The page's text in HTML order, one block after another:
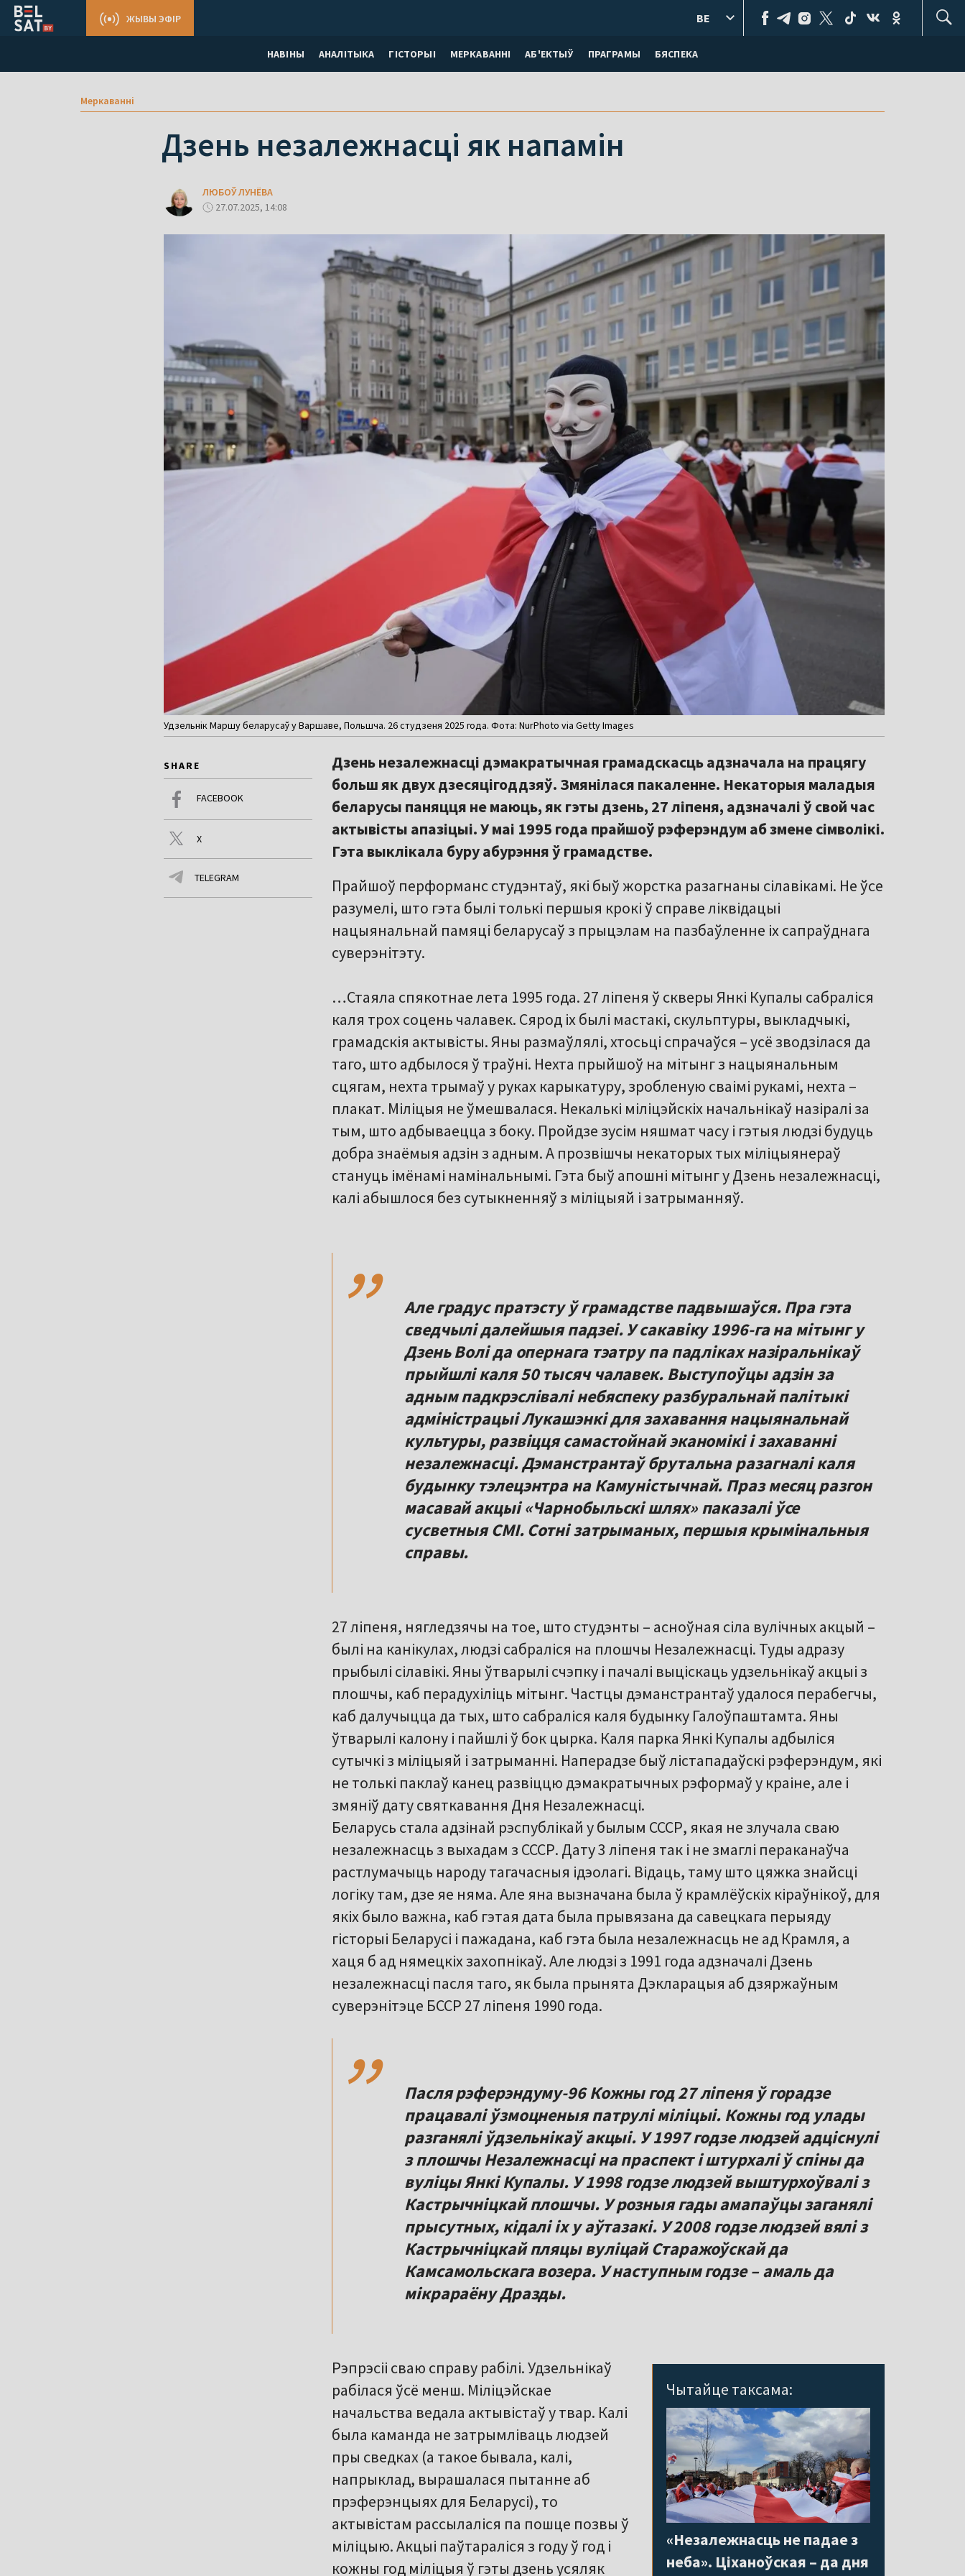
НАВІНЫ АНАЛІТЫКА ГІСТОРЫІ МЕРКАВАННI АБ'ЕКТЫЎ ПРАГРАМЫ БЯСПЕКА
ЖЫВЫ ЭФІР BE
Меркаваннi
Дзень незалежнасці як напамін
ЛЮБОЎ ЛУНЁВА
27.07.2025, 14:08
Удзельнік Маршу беларусаў у Варшаве, Польшча. 26 студзеня 2025 года. Фота: NurPhoto via Getty Images
SHARE
FACEBOOK
X
TELEGRAM
Дзень незалежнасці дэмакратычная грамадскасць адзначала на працягу
больш як двух дзесяцігоддзяў. Змянілася пакаленне. Некаторыя маладыя
беларусы паняцця не маюць, як гэты дзень, 27 ліпеня, адзначалі ў свой час
актывісты апазіцыі. У маі 1995 года прайшоў рэферэндум аб змене сімволікі.
Гэта выклікала буру абурэння ў грамадстве.
Прайшоў перформанс студэнтаў, які быў жорстка разагнаны сілавікамі. Не ўсе
разумелі, што гэта былі толькі першыя крокі ў справе ліквідацыі
нацыянальнай памяці беларусаў з прыцэлам на пазбаўленне іх сапраўднага
суверэнітэту.
…Стаяла спякотнае лета 1995 года. 27 ліпеня ў скверы Янкі Купалы сабраліся
каля трох соцень чалавек. Сярод іх былі мастакі, скульптуры, выкладчыкі,
грамадскія актывісты. Яны размаўлялі, хтосьці спрачаўся – усё зводзілася да
таго, што адбылося ў траўні. Нехта прыйшоў на мітынг з нацыянальным
сцягам, нехта трымаў у руках карыкатуру, зробленую сваімі рукамі, нехта –
плакат. Міліцыя не ўмешвалася. Некалькі міліцэйскіх начальнікаў назіралі за
тым, што адбываецца з боку. Пройдзе зусім няшмат часу і гэтыя людзі будуць
добра знаёмыя адзін з адным. А прозвішчы некаторых тых міліцыянераў
стануць імёнамі намінальнымі. Гэта быў апошні мітынг у Дзень незалежнасці,
калі абышлося без сутыкненняў з міліцыяй і затрыманняў.
,,
Але градус пратэсту ў грамадстве падвышаўся. Пра гэта
сведчылі далейшыя падзеі. У сакавіку 1996-га на мітынг у
Дзень Волі да опернага тэатру па падліках назіральнікаў
прыйшлі каля 50 тысяч чалавек. Выступоўцы адзін за
адным падкрэслівалі небяспеку разбуральнай палітыкі
адміністрацыі Лукашэнкі для захавання нацыянальнай
культуры, развіцця самастойнай эканомікі і захаванні
незалежнасці. Дэманстрантаў брутальна разагналі каля
будынку тэлецэнтра на Камуністычнай. Праз месяц разгон
масавай акцыі «Чарнобыльскі шлях» паказалі ўсе
сусветныя СМІ. Сотні затрыманых, першыя крымінальныя
справы.
27 ліпеня, нягледзячы на тое, што студэнты – асноўная сіла вулічных акцый –
былі на канікулах, людзі сабраліся на плошчы Незалежнасці. Туды адразу
прыбылі сілавікі. Яны ўтварылі счэпку і пачалі выціскаць удзельнікаў акцыі з
плошчы, каб перадухіліць мітынг. Частцы дэманстрантаў удалося перабегчы,
каб далучыцца да тых, што сабраліся каля будынку Галоўпаштамта. Яны
ўтварылі калону і пайшлі ў бок цырка. Каля парка Янкі Купалы адбыліся
сутычкі з міліцыяй і затрыманні. Наперадзе быў лістападаўскі рэферэндум, які
не толькі паклаў канец развіццю дэмакратычных рэформаў у краіне, але і
змяніў дату святкавання Дня Незалежнасці.
Беларусь стала адзінай рэспублікай у былым СССР, якая не злучала сваю
незалежнасць з выхадам з СССР. Дату 3 ліпеня так і не змаглі пераканаўча
растлумачыць народу тагачасныя ідэолагі. Відаць, таму што цяжка знайсці
логіку там, дзе яе няма. Але яна вызначана была ў крамлёўскіх кіраўнікоў, для
якіх было важна, каб гэтая дата была прывязана да савецкага перыяду
гісторыі Беларусі і пажадана, каб гэта была незалежнасць не ад Крамля, а
хаця б ад нямецкіх захопнікаў. Але людзі з 1991 года адзначалі Дзень
незалежнасці пасля таго, як была прынята Дэкларацыя аб дзяржаўным
суверэнітэце БССР 27 ліпеня 1990 года.
,,
Пасля рэферэндуму-96 Кожны год 27 ліпеня ў горадзе
працавалі ўзмоцненыя патрулі міліцыі. Кожны год улады
разганялі ўдзельнікаў акцыі. У 1997 годзе людзей адціснулі
з плошчы Незалежнасці на праспект і штурхалі ў спіны да
вуліцы Янкі Купалы. У 1998 годзе людзей выштурхоўвалі з
Кастрычніцкай плошчы. У розныя гады амапаўцы заганялі
прысутных, кідалі іх у аўтазакі. У 2008 годзе людзей вялі з
Кастрычніцкай пляцы вуліцай Старажоўскай да
Камсамольскага возера. У наступным годзе – амаль да
мікрараёну Дразды.
Чытайце таксама:
«Незалежнасць не падае з
неба». Ціханоўская – да дня
Рэпрэсіі сваю справу рабілі. Удзельнікаў
рабілася ўсё менш. Міліцэйскае
начальства ведала актывістаў у твар. Калі
была каманда не затрымліваць людзей
пры сведках (а такое бывала, калі,
напрыклад, вырашалася пытанне аб
прэферэнцыях для Беларусі), то
актывістам рассылаліся па пошце позвы ў
міліцыю. Акцыі паўтараліся з году ў год і
кожны год міліцыя ў гэты дзень усяляк